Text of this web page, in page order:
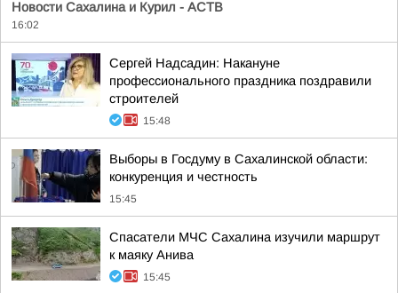
Новости Сахалина и Курил - АСТВ
16:02
Сергей Надсадин: Накануне
профессионального праздника поздравили
строителей
15:48
Выборы в Госдуму в Сахалинской области:
конкуренция и честность
15:45
Спасатели МЧС Сахалина изучили маршрут
к маяку Анива
15:45